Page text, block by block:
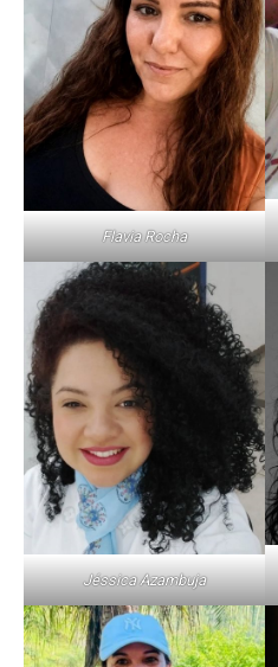
Flavia Rocha
Jéssica Azambuja